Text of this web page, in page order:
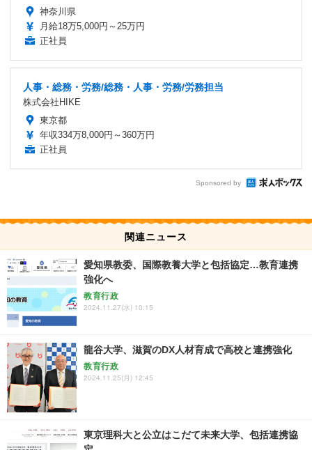
神奈川県
月給18万5,000円～25万円
正社員
人事・総務・労務/総務・人事・労務/労務担当
株式会社HIKE
東京都
年収334万8,000円～360万円
正社員
Sponsored by
関連ニュース
愛知県教委、国際教養大学と包括協定…教育連携
強化へ
教育行政
2024.11.27(水) 10:15
龍谷大学、滋賀のDX人材育成で高校と連携強化
教育行政
2024.11.25(月) 12:45
東京理科大と公立はこだて未来大学、包括連携協